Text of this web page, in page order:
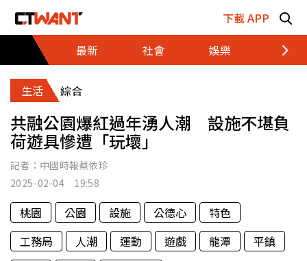
下載 APP
最新
社會 娛樂 財經
生活 綜合
共融公園爆紅過年湧人潮 設施不堪負
荷遊具慘遭「玩壞」
記者： 中國時報蔡依珍
2025-02-04 19:58
桃園 公園 設施 公德心
特色
工務局
人潮 運動 遊戲 龍潭
平鎮